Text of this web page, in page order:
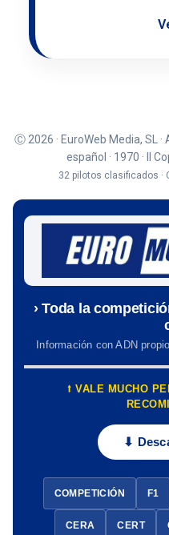
Ⓒ 2026 · EuroWeb Media, SL
español · 1970 · II
32 pilotos clasificados ·
› Toda la
Información con ADN
⭡ VALE MUCHO
⬇
COMPETICIÓN F1
CERA CERT